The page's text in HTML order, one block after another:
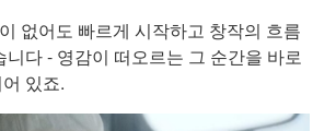
없어도 빠르게 시작하고 창작의 흐름
니다 - 영감이 떠오르는 그 순간을 바로
있죠.